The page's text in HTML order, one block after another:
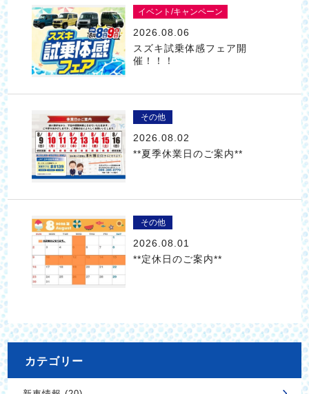
イベント/キャンペーン
2026.08.06
スズキ試乗体感フェア開
催！！！
その他
2026.08.02
**夏季休業日のご案内**
その他
2026.08.01
**定休日のご案内**
カテゴリー